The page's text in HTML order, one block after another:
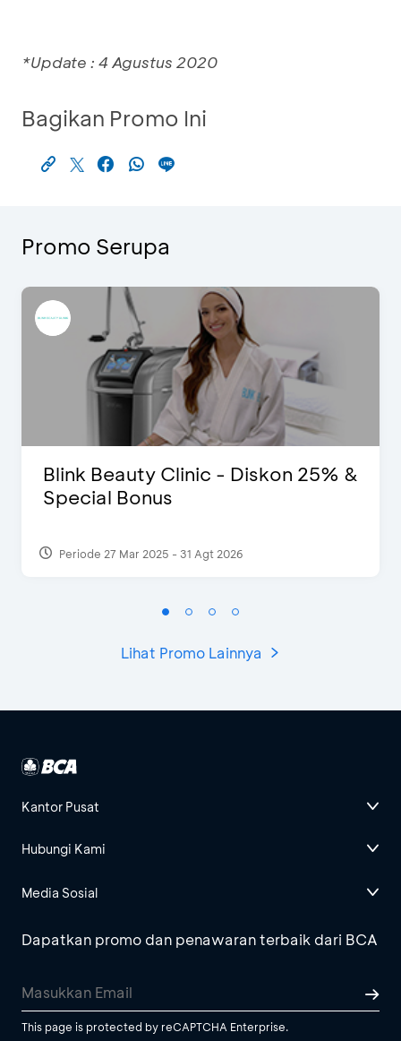
*Update : 4 Agustus 2020
Bagikan Promo Ini
Promo Serupa
Blink Beauty Clinic - Diskon 25% &
Special Bonus
Periode 27 Mar 2025 - 31 Agt 2026
Lihat Promo Lainnya
Kantor Pusat
Hubungi Kami
Media Sosial
Dapatkan promo dan penawaran terbaik dari BCA
This page is protected by reCAPTCHA Enterprise.